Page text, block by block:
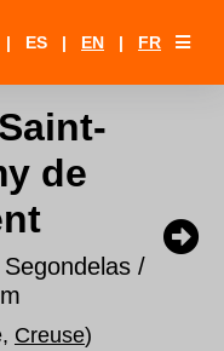
| ES | EN | FR
de
/
Creuse)